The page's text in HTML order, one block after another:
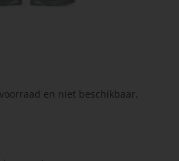
en niet beschikbaar.